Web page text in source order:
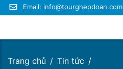
Email: info@tourghepdoan.com
Trang chủ Tin tức